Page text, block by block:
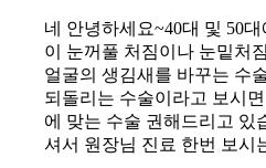
네 안녕하세요~40대 및 50
이 눈꺼풀 처짐이나 눈밑처
얼굴의 생김새를 바꾸는 수
되돌리는 수술이라고 보시
에 맞는 수술 권해드리고 있
셔서 원장님 진료 한번 보시